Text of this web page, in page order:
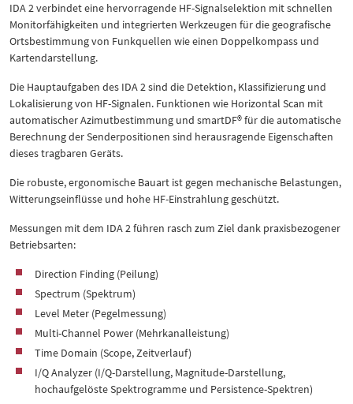
IDA 2 verbindet eine hervorragende HF-Signalselektion mit schnellen
Monitorfähigkeiten und integrierten Werkzeugen für die geografische
Ortsbestimmung von Funkquellen wie einen Doppelkompass und
Kartendarstellung.
Die Hauptaufgaben des IDA 2 sind die Detektion, Klassifizierung und
Lokalisierung von HF-Signalen. Funktionen wie Horizontal Scan mit
automatischer Azimutbestimmung und smartDF® für die automatische
Berechnung der Senderpositionen sind herausragende Eigenschaften
dieses tragbaren Geräts.
Die robuste, ergonomische Bauart ist gegen mechanische Belastungen,
Witterungseinflüsse und hohe HF-Einstrahlung geschützt.
Messungen mit dem IDA 2 führen rasch zum Ziel dank praxisbezogener
Betriebsarten:
Direction Finding (Peilung)
Spectrum (Spektrum)
Level Meter (Pegelmessung)
Multi-Channel Power (Mehrkanalleistung)
Time Domain (Scope, Zeitverlauf)
I/Q Analyzer (I/Q-Darstellung, Magnitude-Darstellung,
hochaufgelöste Spektrogramme und Persistence-Spektren)